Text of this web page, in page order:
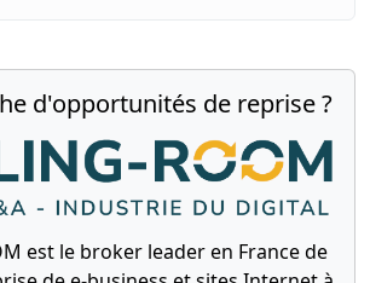
d'opportunités de reprise ?
est le broker leader en France de